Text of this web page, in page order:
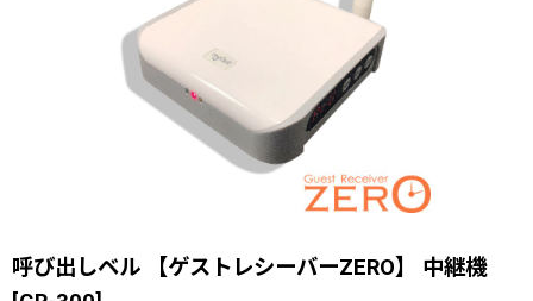
呼び出しベル 【ゲストレシーバーZERO】 中継機